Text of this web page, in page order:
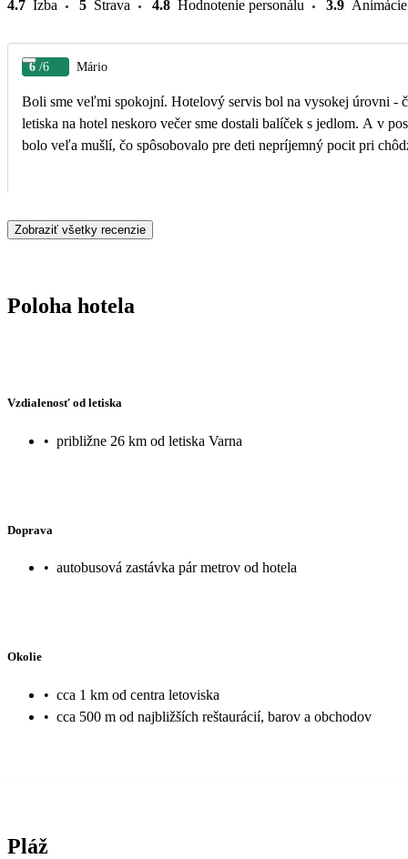
4.7 Izba 5 Strava 4.8 Hodnotenie personálu 3.9 Animácie
6 /6 Mário
Boli sme veľmi spokojní. Hotelový servis bol na vysokej úrovni -
letiska na hotel neskoro večer sme dostali balíček s jedlom. A v
bolo veľa mušlí, čo spôsobovalo pre deti nepríjemný pocit pri
Zobraziť všetky recenzie
Poloha hotela
Vzdialenosť od letiska
• približne 26 km od letiska Varna
Doprava
• autobusová zastávka pár metrov od hotela
Okolie
• cca 1 km od centra letoviska
• cca 500 m od najbližších reštaurácií, barov a obchodov
Pláž